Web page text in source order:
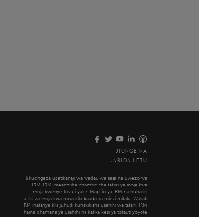
JIUNGE NA
JARIDA LETU
Ili kuongeza upatikanaji wa wadau wa sasa na uwezo wa
IRM, IRM imeanzisha chombo cha tafsiri ya moja kwa
moja kwenye tovuti yake. Mapitio ya IRM na huhariri
tafsiri za moja kwa moja kila baada ya miezi mitatu. Wakati
IRM inafanya kila juhudi kuhakikisha usahihi wa tafsiri, IRM
haina dhamana ya usahihi na katika kesi ya tofauti yoyote